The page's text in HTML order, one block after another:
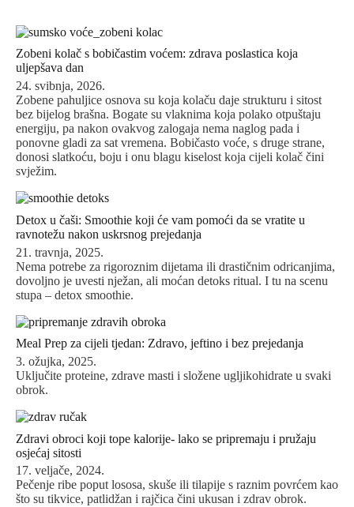
Zobeni kolač s bobičastim voćem: zdrava poslastica koja
uljepšava dan
24. svibnja, 2026.
Zobene pahuljice osnova su koja kolaču daje strukturu i sitost
bez bijelog brašna. Bogate su vlaknima koja polako otpuštaju
energiju, pa nakon ovakvog zalogaja nema naglog pada i
ponovne gladi za sat vremena. Bobičasto voće, s druge strane,
donosi slatkoću, boju i onu blagu kiselost koja cijeli kolač čini
svježim.
Detox u čaši: Smoothie koji će vam pomoći da se vratite u
ravnotežu nakon uskrsnog prejedanja
21. travnja, 2025.
Nema potrebe za rigoroznim dijetama ili drastičnim odricanjima,
dovoljno je uvesti nježan, ali moćan detoks ritual. I tu na scenu
stupa – detox smoothie.
Meal Prep za cijeli tjedan: Zdravo, jeftino i bez prejedanja
3. ožujka, 2025.
Uključite proteine, zdrave masti i složene ugljikohidrate u svaki
obrok.
Zdravi obroci koji tope kalorije- lako se pripremaju i pružaju
osjećaj sitosti
17. veljače, 2024.
Pečenje ribe poput lososa, skuše ili tilapije s raznim povrćem kao
što su tikvice, patlidžan i rajčica čini ukusan i zdrav obrok.